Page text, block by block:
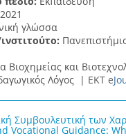
2021
γλώσσα
Βιοχημείας και
Λόγος | ΕΚΤ e
Συμβουλευτική των
Vocational Guidance: